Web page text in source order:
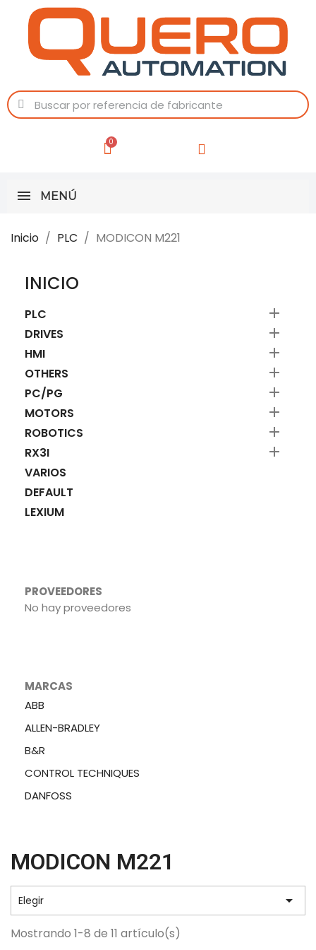
MENÚ
Inicio PLC MODICON M221
INICIO
PLC 
DRIVES 
HMI 
OTHERS 
PC/PG 
MOTORS 
ROBOTICS 
RX3I 
VARIOS
DEFAULT
LEXIUM
PROVEEDORES
No hay proveedores
MARCAS
ABB
ALLEN-BRADLEY
B&R
CONTROL TECHNIQUES
DANFOSS
MODICON M221
Elegir 
Mostrando 1-8 de 11 artículo(s)